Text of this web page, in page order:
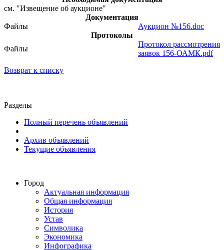
см. "Извещение об аукционе"
Документация
Файлы
Аукцион №156.doc
Протоколы
Файлы
Протокол рассмотрения
заявок 156-ОАМК.pdf
Возврат к списку
Разделы
Полный перечень объявлений
Архив объявлений
Текущие объявления
Город
Актуальная информация
Общая информация
История
Устав
Символика
Экономика
Инфографика